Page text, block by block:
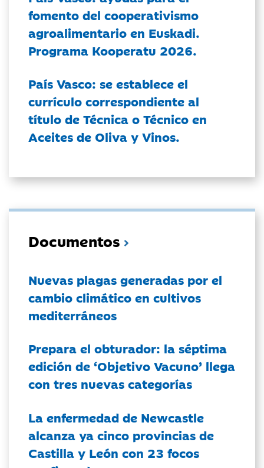
fomento del cooperativismo
agroalimentario en Euskadi.
Programa Kooperatu 2026.
País Vasco: se establece el
currículo correspondiente al
título de Técnica o Técnico en
Aceites de Oliva y Vinos.
Documentos
Nuevas plagas generadas por el
cambio climático en cultivos
mediterráneos
Prepara el obturador: la séptima
edición de ‘Objetivo Vacuno’ llega
con tres nuevas categorías
La enfermedad de Newcastle
alcanza ya cinco provincias de
Castilla y León con 23 focos